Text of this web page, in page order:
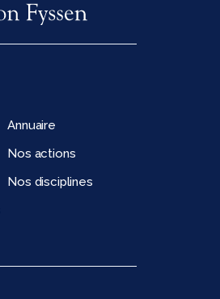
Annuaire
Nos actions
Nos disciplines